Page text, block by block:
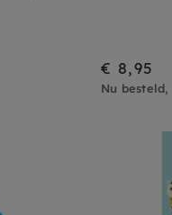
€ 8,95
Nu besteld,